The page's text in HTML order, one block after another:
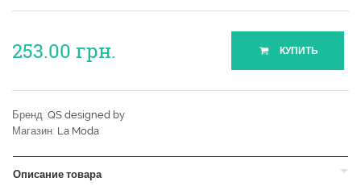
253.00 грн. КУПИТЬ
Бренд: QS designed by
Магазин: La Moda
Описание товара